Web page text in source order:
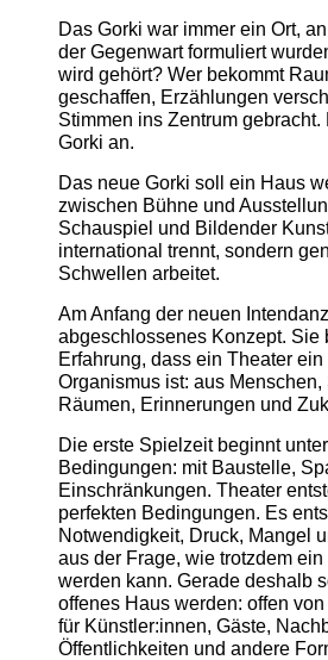
Das Gorki war immer ein Ort,
der Gegenwart formuliert
wird gehört? Wer bekommt
geschaffen, Erzählungen
Stimmen ins Zentrum
Gorki an.
Das neue Gorki soll ein Haus
zwischen Bühne und
Schauspiel und Bildender
international trennt, sondern
Schwellen arbeitet.
Am Anfang der neuen
abgeschlossenes Konzept. Sie
Erfahrung, dass ein Theater
Organismus ist: aus
Räumen, Erinnerungen und
Die erste Spielzeit beginnt
Bedingungen: mit Baustelle,
Einschränkungen. Theater
perfekten Bedingungen. Es
Notwendigkeit, Druck, Mangel
aus der Frage, wie trotzdem
werden kann. Gerade deshalb
offenes Haus werden: offen
für Künstler:innen, Gäste,
Öffentlichkeiten und andere